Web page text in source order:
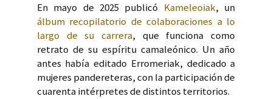
En mayo de 2025 publicó Kameleoiak, un
álbum recopilatorio de colaboraciones a lo
largo de su carrera, que funciona como
retrato de su espíritu camaleónico. Un año
antes había editado Erromeriak, dedicado a
mujeres pandereteras, con la participación de
cuarenta intérpretes de distintos territorios.